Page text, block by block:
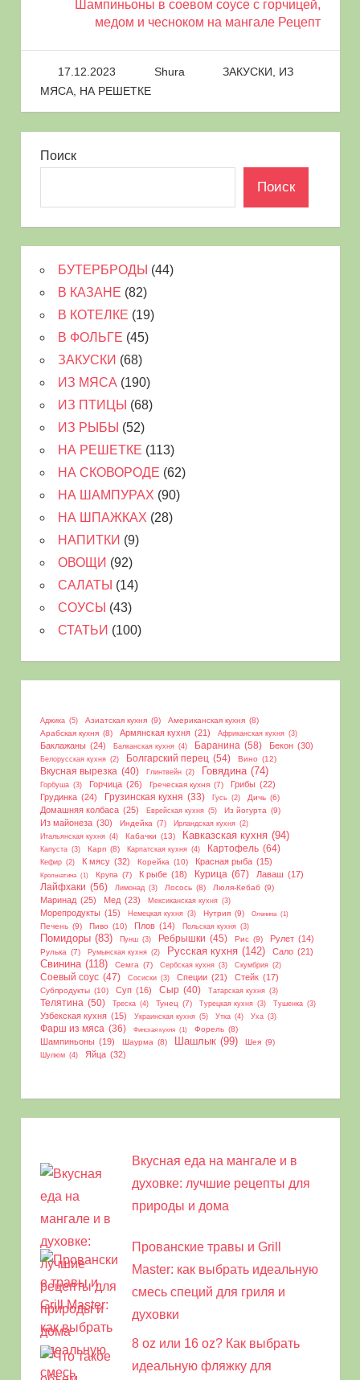
Шампиньоны в соевом соусе с горчицей,
медом и чесноком на мангале Рецепт
17.12.2023 Shura ЗАКУСКИ
ИЗ
МЯСА, НА РЕШЕТКЕ
Поиск
Поиск
БУТЕРБРОДЫ (44)
В КАЗАНЕ (82)
В КОТЕЛКЕ (19)
В ФОЛЬГЕ (45)
ЗАКУСКИ (68)
ИЗ МЯСА (190)
ИЗ ПТИЦЫ (68)
ИЗ РЫБЫ (52)
НА РЕШЕТКЕ (113)
НА СКОВОРОДЕ (62)
НА ШАМПУРАХ (90)
НА ШПАЖКАХ (28)
НАПИТКИ (9)
ОВОЩИ (92)
САЛАТЫ (14)
СОУСЫ (43)
СТАТЬИ (100)
Аджика (5) Азиатская кухня (9) Американская кухня (8)
Арабская кухня (8) Армянская кухня (21) Африканская кухня (3)
Баклажаны (24) Балканская кухня (4) Баранина (58) Бекон (30)
Белорусская кухня (2) Болгарский перец (54) Вино (12)
Вкусная вырезка (40) Глинтвейн (2) Говядина (74)
Горбуша (3) Горчица (26) Греческая кухня (7) Грибы (22)
Грудинка (24) Грузинская кухня (33) Гусь (2) Дичь (6)
Домашняя колбаса (25) Еврейская кухня (5) Из йогурта (9)
Из майонеза (30) Индейка (7) Ирландская кухня (2)
Итальянская кухня (4) Кабачки (13) Кавказская кухня (94)
Капуста (3) Карп (8) Карпатская кухня (4) Картофель (64)
Кефир (2) К мясу (32) Корейка (10) Красная рыба (15)
Крольчатина (1) Крупа (7) К рыбе (18) Курица (67) Лаваш (17)
Лайфхаки (56) Лимонад (3) Лосось (8) Люля-Кебаб (9)
Маринад (25) Мед (23) Мексиканская кухня (3)
Морепродукты (15) Немецкая кухня (3) Нутрия (9) Оленина (1)
Печень (9) Пиво (10) Плов (14) Польская кухня (3)
Помидоры (83) Пунш (3) Ребрышки (45) Рис (9) Рулет (14)
Рулька (7) Румынская кухня (2) Русская кухня (142) Сало (21)
Свинина (118) Семга (7) Сербская кухня (3) Скумбрия (2)
Соевый соус (47) Сосиски (3) Специи (21) Стейк (17)
Субпродукты (10) Суп (16) Сыр (40) Татарская кухня (3)
Телятина (50) Треска (4) Тунец (7) Турецкая кухня (3) Тушенка (3)
Узбекская кухня (15) Украинская кухня (5) Утка (4) Уха (3)
Фарш из мяса (36) Финская кухня (1) Форель (8)
Шампиньоны (19) Шаурма (8) Шашлык (99) Шея (9)
Шулюм (4) Яйца (32)
Вкусная еда на мангале и в
духовке: лучшие рецепты для
природы и дома
Прованские травы и Grill
Master: как выбрать идеальную
смесь специй для гриля и
духовки
8 oz или 16 oz? Как выбрать
идеальную фляжку для